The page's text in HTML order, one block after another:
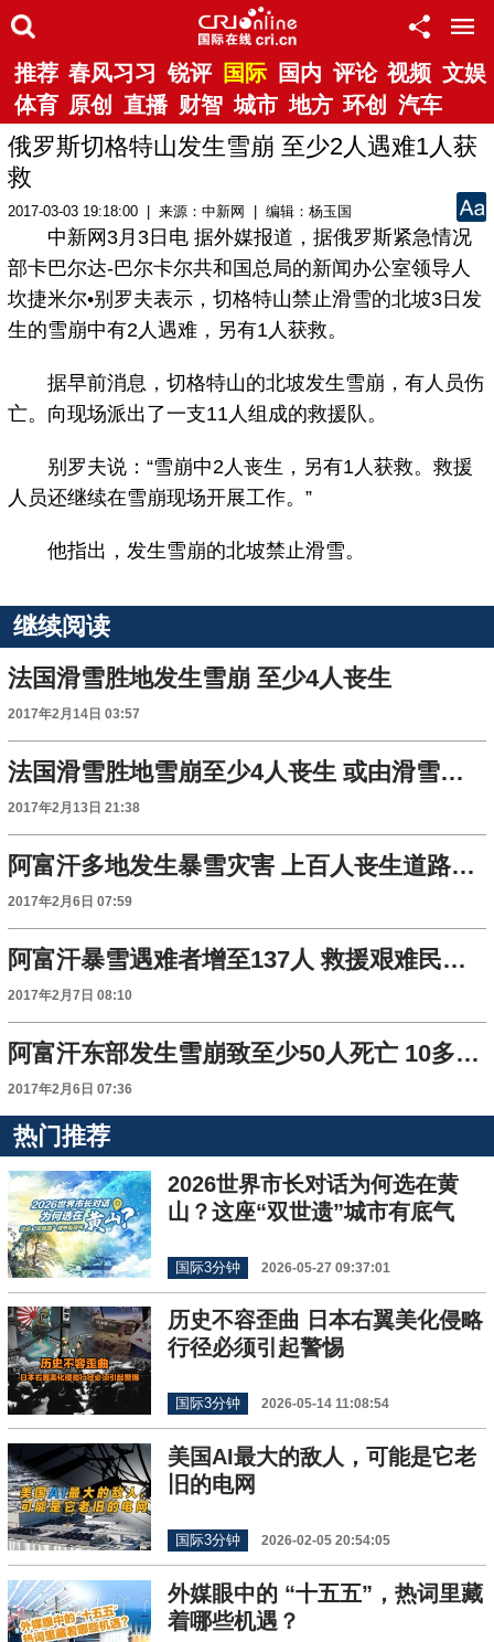
推荐 春风习习 锐评 国际 国内 评论 视频 文娱
体育 原创 直播 财智 城市 地方 环创 汽车
俄罗斯切格特山发生雪崩 至少2人遇难1人获
救
2017-03-03 19:18:00 | 来源：中新网 | 编辑：杨玉国
中新网3月3日电 据外媒报道，据俄罗斯紧急情况
部卡巴尔达-巴尔卡尔共和国总局的新闻办公室领导人
坎捷米尔•别罗夫表示，切格特山禁止滑雪的北坡3日发
生的雪崩中有2人遇难，另有1人获救。
据早前消息，切格特山的北坡发生雪崩，有人员伤
亡。向现场派出了一支11人组成的救援队。
别罗夫说：“雪崩中2人丧生，另有1人获救。救援
人员还继续在雪崩现场开展工作。”
他指出，发生雪崩的北坡禁止滑雪。
继续阅读
法国滑雪胜地发生雪崩 至少4人丧生
2017年2月14日 03:57
法国滑雪胜地雪崩至少4人丧生 或由滑雪者触发
2017年2月13日 21:38
阿富汗多地发生暴雪灾害 上百人丧生道路受阻
2017年2月6日 07:59
阿富汗暴雪遇难者增至137人 救援艰难民众被困
2017年2月7日 08:10
阿富汗东部发生雪崩致至少50人死亡 10多人受伤
2017年2月6日 07:36
热门推荐
2026世界市长对话为何选在黄
山？这座“双世遗”城市有底气
国际3分钟 2026-05-27 09:37:01
历史不容歪曲 日本右翼美化侵略
行径必须引起警惕
国际3分钟 2026-05-14 11:08:54
美国AI最大的敌人，可能是它老
旧的电网
国际3分钟 2026-02-05 20:54:05
外媒眼中的 “十五五”，热词里藏
着哪些机遇？